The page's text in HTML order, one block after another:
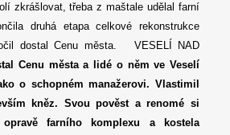
zkrášlovat, třeba z maštale udělal farní
druhá etapa celkové rekonstrukce
dostal Cenu města. VESELÍ NAD
Cenu města a lidé o něm ve Veselí
o schopném manažerovi. Vlastimil
kněz. Svou pověst a renomé si
farního komplexu a kostela